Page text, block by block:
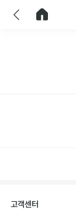
고객센터